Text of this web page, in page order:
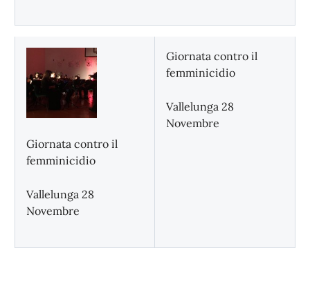
Giornata contro il
femminicidio
Vallelunga 28
Novembre
Giornata contro il
femminicidio
Vallelunga 28
Novembre